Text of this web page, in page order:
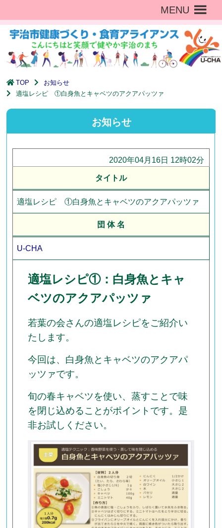
MENU
TOP
お知らせ
適塩レシピ ①白身魚とキャベツのアクアパッツァ
お知らせ
2020年04月16日 12時02分
タイトル
適塩レシピ ①白身魚とキャベツのアクアパッツァ
団 体 名
U-CHA
適塩レシピ①：白身魚とキャ
ベツのアクアパッツァ
若葉の会さんの適塩レシピをご紹介い
たします。
今回は、白身魚とキャベツのアクアパ
ッツァです。
旬の春キャベツを使い、蒸すことで味
を閉じ込めることがポイントです。是
非お試しください。